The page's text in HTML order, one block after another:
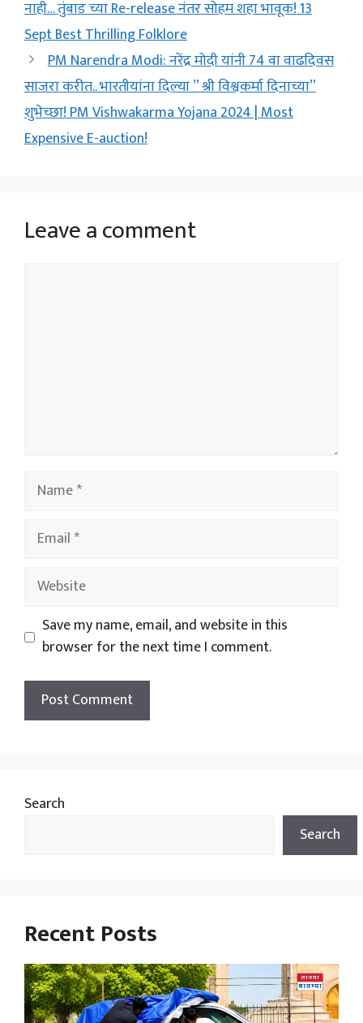
नाही… तुंबाड च्या Re-release नंतर सोहम शहा भावूक! 13
Sept Best Thrilling Folklore
PM Narendra Modi: नरेंद्र मोदी यांनी 74 वा वाढदिवस
साजरा करीत.. भारतीयांना दिल्या ” श्री विश्वकर्मा दिनाच्या”
शुभेच्छा! PM Vishwakarma Yojana 2024 | Most
Expensive E-auction!
Leave a comment
Name
Email
Website
Save my name, email, and website in this
browser for the next time I comment.
Search
Search
Recent Posts